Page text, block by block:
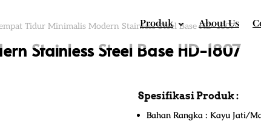
Produk About Us
Tidur Minimalis Modern Stainless Steel Base HD-1807
Stainless Steel Base HD-1807
Spesifikasi Produk :
Bahan Rangka : Kayu Jati/